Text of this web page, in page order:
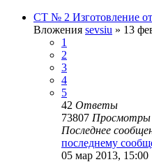
СТ № 2 Изготовление
Вложения sevsiu » 13
1
2
3
4
5
42 Ответы
73807 Просмотры
Последнее
последнему
05 мар 2013, 15:00